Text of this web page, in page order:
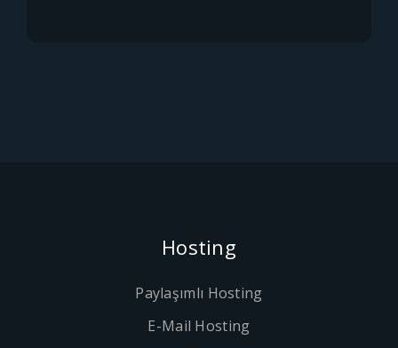
Hosting
Paylaşımlı Hosting
E-Mail Hosting